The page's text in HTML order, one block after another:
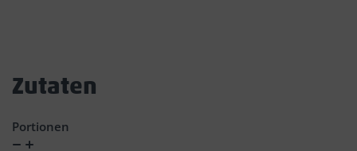
Zutaten
Portionen
Verringern
Zunahme